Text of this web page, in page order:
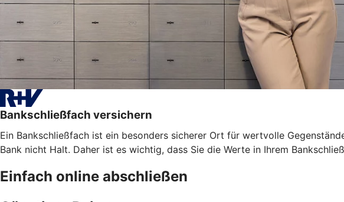
Bankschließfach versichern
Ein Bankschließfach ist ein besonders sicherer Ort für wertvolle
Bank nicht Halt. Daher ist es wichtig, dass Sie die Werte in Ihrem
Einfach online abschließen